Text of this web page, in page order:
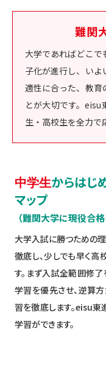
難関
大学であればどこで
子化が進行し、い
適性に合った、教育
とが大切です。eisu
生・高校生を全力で
中学生からはじ
マップ
（難関大学に現役合
大学入試に勝つための
徹底し、少しでも早く
す。まず入試全範囲修
学習を優先させ、逆算
習を徹底します。eisu
学習ができます。